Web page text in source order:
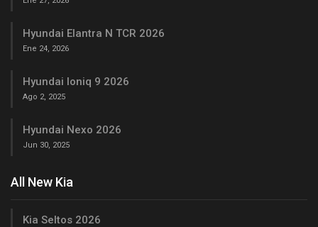
Hyundai Elantra N TCR 2026
Ene 24, 2026
Hyundai Ioniq 9 2026
Ago 2, 2025
Hyundai Nexo 2026
Jun 30, 2025
All New Kia
Kia Seltos 2026